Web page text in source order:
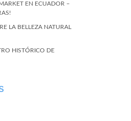
EN ECUADOR –
LA BELLEZA NATURAL
HISTÓRICO DE